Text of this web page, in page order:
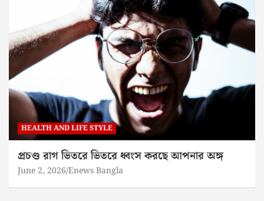
HEALTH AND LIFE STYLE
প্রচণ্ড রাগ ভিতরে ভিতরে ধ্বংস করছে আপনার অঙ্গ
June 2, 2026 Enews Bangla